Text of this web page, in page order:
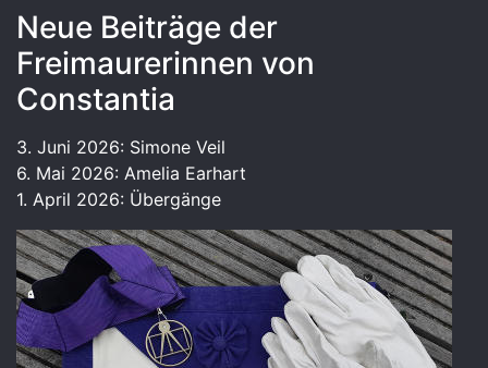
Neue Beiträge der
Freimaurerinnen von
Constantia
3. Juni 2026: Simone Veil
6. Mai 2026: Amelia Earhart
1. April 2026: Übergänge